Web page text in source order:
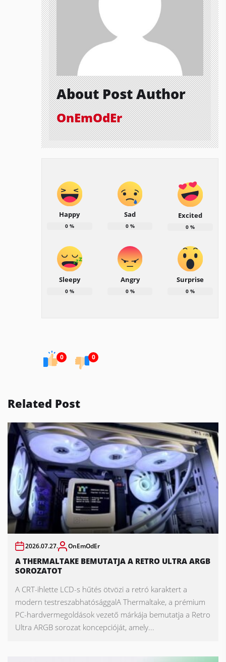
About Post Author
OnEmOdEr
Happy
0%
Sad
0%
Excited
0 %
Sleepy
0%
Angry
0%
Surprise
0 %
0 0
Related Post
2026.07.27. OnEmOdEr
A THERMALTAKE BEMUTATJA A RETRO ULTRA ARGB
SOROZATOT
A CRT-ihlette LCD-s hűtés ötvözi a retró karaktert a
modern testreszabhatósággalA Thermaltake, a prémium
PC-hardvermegoldások vezető márkája bemutatja a Retro
Ultra ARGB sorozat koncepcióját, amely...